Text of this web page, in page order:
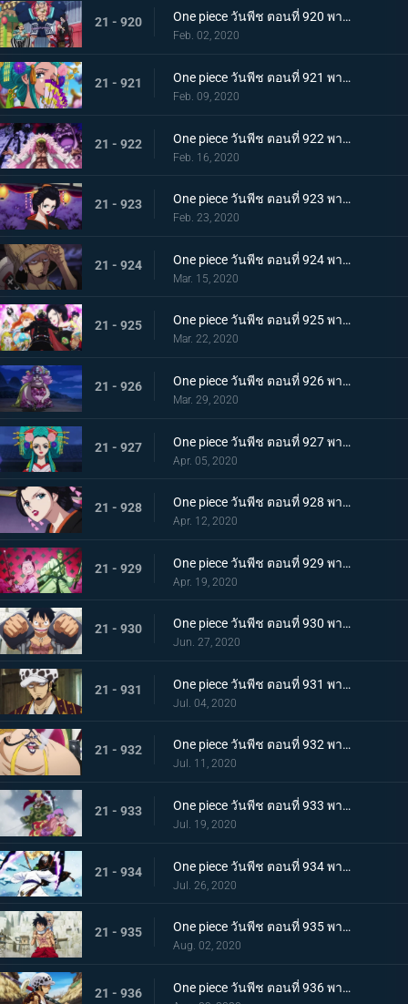
21 - 920 One piece วันพีช ตอนที่ 920 พากย์ไทย ร้านสุดดัง! โซบะหมายเลข 18 ของซันจิ!
Feb. 02, 2020
21 - 921 One piece วันพีช ตอนที่ 921 พากย์ไทย ความงดงามตระการตา สาวงามแห่งประเทศวาโนะ โคมุราซากิ
Feb. 09, 2020
21 - 922 One piece วันพีช ตอนที่ 922 พากย์ไทย ตำนานลูกผู้ชาย! การเดินทางของโซโลและโทโนะยาสุ!
Feb. 16, 2020
21 - 923 One piece วันพีช ตอนที่ 923 พากย์ไทย สถานการณ์ฉุกเฉิน บิ๊กมัมย่างกรายสู่วาโนะ!
Feb. 23, 2020
21 - 924 One piece วันพีช ตอนที่ 924 พากย์ไทย เมืองในความโกลาหล! นักฆ่าหน้าใหม่ที่หมายหัวซันจิ
Mar. 15, 2020
21 - 925 One piece วันพีช ตอนที่ 925 พากย์ไทย การต่อสู้ครั้งใหญ่! ผู้พิทักษ์หน้ากากโซบะ!
Mar. 22, 2020
21 - 926 One piece วันพีช ตอนที่ 926 พากย์ไทย เข้าตาจน โอโรจิโอนิวาบังที่แสนอันตราย
Mar. 29, 2020
21 - 927 One piece วันพีช ตอนที่ 927 พากย์ไทย ขุมนรก! พญาอสรพิษผู้น่าสะพรึง โชกุนโอโรจิ
Apr. 05, 2020
21 - 928 One piece วันพีช ตอนที่ 928 พากย์ไทย ดอกไม้ที่ปลิดปลิว! วาระสุดท้ายของหญิงงามแห่งวาโนะ
Apr. 12, 2020
21 - 929 One piece วันพีช ตอนที่ 929 พากย์ไทย สายสัมพันธ์นักโทษ ลูฟี่กับปู่เฮียว!
Apr. 19, 2020
21 - 930 One piece วันพีช ตอนที่ 930 พากย์ไทย หัวหน้าใหญ่! ควีนแห่งหายนะปรากฏตัว!
Jun. 27, 2020
21 - 931 One piece วันพีช ตอนที่ 931 พากย์ไทย ปีนขึ้นไป ลูฟี่และการหนีตายที่เดิมพันด้วยชีวิต!
Jul. 04, 2020
21 - 932 One piece วันพีช ตอนที่ 932 พากย์ไทย อยู่หรือตาย ศึกซูโม่อินเฟอร์โนของควีน
Jul. 11, 2020
21 - 933 One piece วันพีช ตอนที่ 933 พากย์ไทย กิวคิมารุ! ศึกตัดสินของโซโลบนสะพานโออิฮางิ
Jul. 19, 2020
21 - 934 One piece วันพีช ตอนที่ 934 พากย์ไทย สถานะการณ์พลิกผัน! วิชาสามดาบข้ามเงื้อมมือมัจจุราช!
Jul. 26, 2020
21 - 935 One piece วันพีช ตอนที่ 935 พากย์ไทย โซโลต้องตะลึง! ตัวตนที่แท้จริงของสาวงามผู้เลอโฉม
Aug. 02, 2020
21 - 936 One piece วันพีช ตอนที่ 936 พากย์ไทย เรียนรู้ถึงแก่น ฮาคิแห่งวาโนะ ริวโอ!